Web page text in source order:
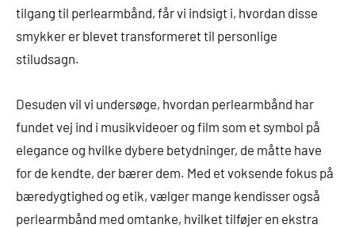
tilgang til perlearmbånd, får vi indsigt i, hvordan disse
smykker er blevet transformeret til personlige
stiludsagn.
Desuden vil vi undersøge, hvordan perlearmbånd har
fundet vej ind i musikvideoer og film som et symbol på
elegance og hvilke dybere betydninger, de måtte have
for de kendte, der bærer dem. Med et voksende fokus på
bæredygtighed og etik, vælger mange kendisser også
perlearmbånd med omtanke, hvilket tilføjer en ekstra